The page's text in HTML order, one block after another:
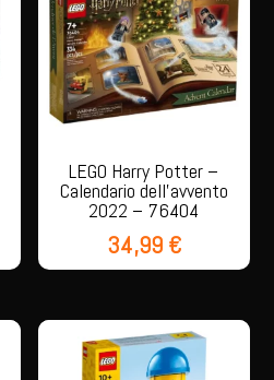
LEGO Harry Potter –
Calendario dell’avvento
2022 – 76404
34,99 €